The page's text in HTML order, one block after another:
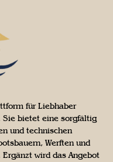
für Liebhaber
Sie bietet eine sorgfältig
und technischen
Werften und
wird das Angebot